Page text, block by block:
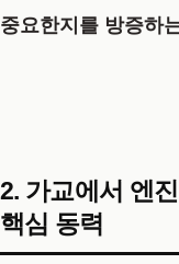
중요한지를 방증하
2. 가교에서 엔
핵심 동력